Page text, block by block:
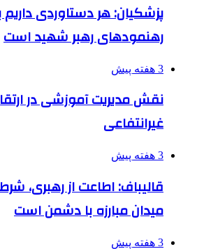
پزشکیان: هر دستاوردی
رهنمودهای رهبر شهید است
3 هفته پیش
نقش مدیریت آموزشی در
غیرانتفاعی
3 هفته پیش
قالیباف: اطاعت از رهبری،
میدان مبارزه با دشمن است
3 هفته پیش